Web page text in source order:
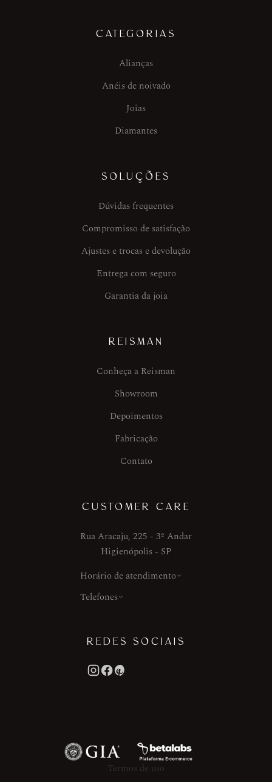
CATEGORIAS
Alianças
Anéis de noivado
Joias
Diamantes
SOLUÇÕES
Dúvidas frequentes
Compromisso de satisfação
Ajustes e trocas e devolução
Entrega com seguro
Garantia da joia
REISMAN
Conheça a Reisman
Showroom
Depoimentos
Fabricação
Contato
CUSTOMER CARE
Rua Aracaju, 225 - 3º Andar
Higienópolis - SP
Horário de atendimento
Telefones
REDES SOCIAIS
Termos de uso